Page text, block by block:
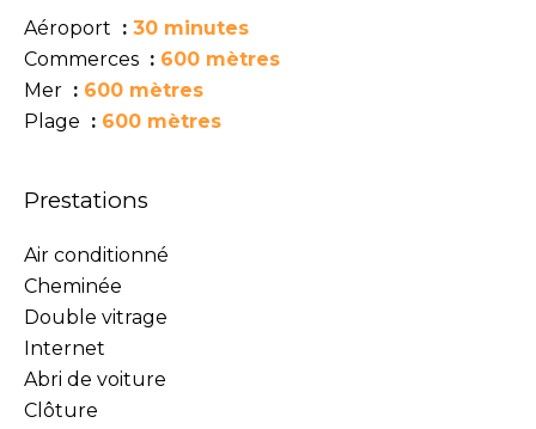
Aéroport
30 minutes
Commerces
600 mètres
Mer
600 mètres
Plage
600 mètres
Prestations
Air conditionné
Cheminée
Double vitrage
Internet
Abri de voiture
Clôture